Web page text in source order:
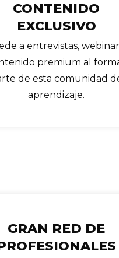
CONTENIDO
EXCLUSIVO
a entrevistas,
premium al
de esta comunidad
aprendizaje.
GRAN RED DE